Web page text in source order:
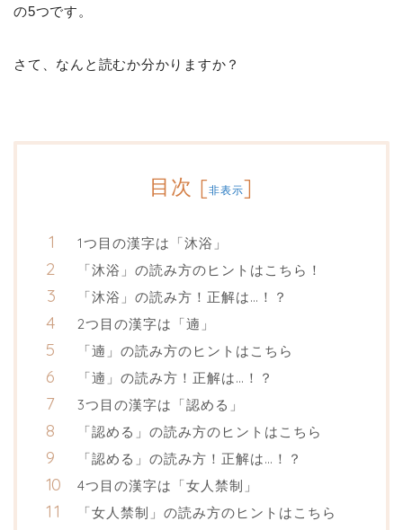
の5つです。
さて、なんと読むか分かりますか？
目次 [非表示]
1つ目の漢字は「沐浴」
「沐浴」の読み方のヒントはこちら！
「沐浴」の読み方！正解は…！？
2つ目の漢字は「遖」
「遖」の読み方のヒントはこちら
「遖」の読み方！正解は…！？
3つ目の漢字は「認める」
「認める」の読み方のヒントはこちら
「認める」の読み方！正解は…！？
4つ目の漢字は「女人禁制」
「女人禁制」の読み方のヒントはこちら